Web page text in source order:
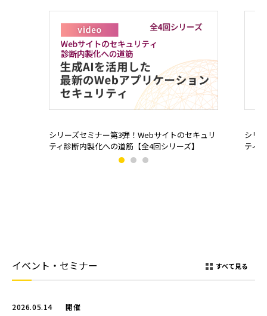
シリーズセミナー第3弾！Webサイトのセキュリ
ティ診断内製化への道筋【全4回シリーズ】
シリ
ティ
イベント・セミナー
2026.05.14 開催
すべて見る